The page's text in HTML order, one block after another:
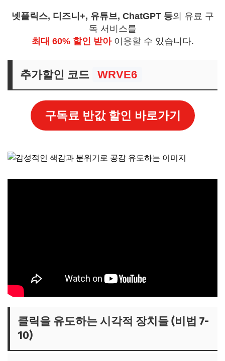
넷플릭스, 디즈니+, 유튜브, ChatGPT 등의 유료 구
독 서비스를
최대 60% 할인 받아이용할 수 있습니다.
추가할인 코드 WRVE6
구독료 반값 할인 바로가기
클릭을 유도하는 시각적 장치들 (비법 7-
10)